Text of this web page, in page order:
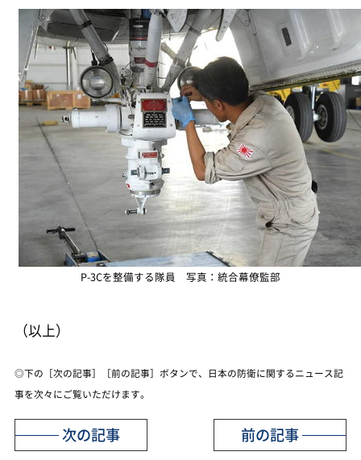
P-3Cを整備する隊員 写真：統合幕僚監部
（以上）
◎下の［次の記事］［前の記事］ボタンで、日本の防衛に関するニュース記
事を次々にご覧いただけます。
前の記事
次の記事